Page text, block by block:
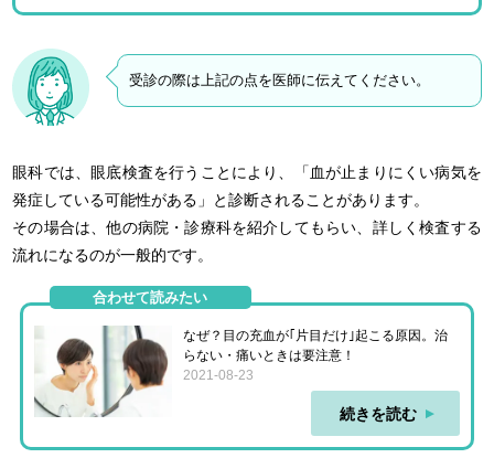
受診の際は上記の点を医師に伝えてください。
眼科では、眼底検査を行うことにより、「血が止まりにくい病気を
発症している可能性がある」と診断されることがあります。
その場合は、他の病院・診療科を紹介してもらい、詳しく検査する
流れになるのが一般的です。
合わせて読みたい
なぜ？目の充血が｢片目だけ｣起こる原因。治
らない・痛いときは要注意！
2021-08-23
続きを読む